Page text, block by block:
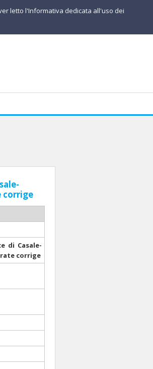
corrige
di Casale-
corrige
letto l'Informativa dedicata all'uso dei